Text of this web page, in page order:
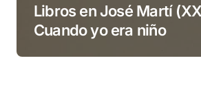
Libros en José Martí
Cuando yo era niño